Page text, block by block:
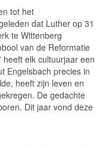
tot het
dat Luther op 31
te Wittenberg
van de Reformatie
elk cultuurjaar een
Engelsbach precies in
heeft zijn leven en
De gedachte
Dit jaar vond deze